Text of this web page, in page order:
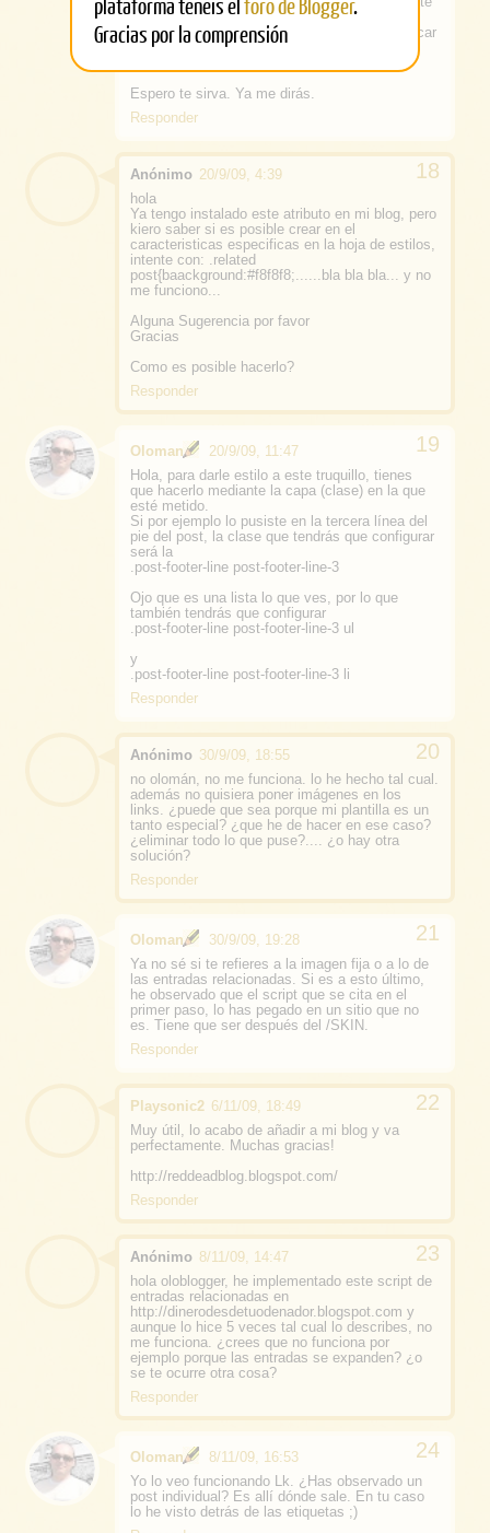
en el fichero JS que se enlaza desde el
SCRIPT. Por tanto, habría que bajarlo, modificar
la/s frase/s y realojarlo. Luego habría que
Espero te sirva. Ya me dirás.
Responder
Anónimo 20/9/09, 4:39
hola
Ya tengo instalado este atributo en mi blog, pero
kiero saber si es posible crear en el
caracteristicas especificas en la hoja de estilos,
intente con: .related
post{baackground:#f8f8f8;......bla bla bla... y no
me funciono...
Alguna Sugerencia por favor
Gracias
Como es posible hacerlo?
Responder
Oloman
20/9/09, 11:47
Hola, para darle estilo a este truquillo, tienes
que hacerlo mediante la capa (clase) en la que
esté metido.
Si por ejemplo lo pusiste en la tercera línea del
pie del post, la clase que tendrás que configurar
será la
.post-footer-line post-footer-line-3
Ojo que es una lista lo que ves, por lo que
también tendrás que configurar
.post-footer-line post-footer-line-3 ul
y
.post-footer-line post-footer-line-3 li
Responder
Anónimo 30/9/09, 18:55
no olomán, no me funciona. lo he hecho tal cual.
además no quisiera poner imágenes en los
links. ¿puede que sea porque mi plantilla es un
tanto especial? ¿que he de hacer en ese caso?
¿eliminar todo lo que puse?.... ¿o hay otra
solución?
Responder
Oloman
30/9/09, 19:28
Ya no sé si te refieres a la imagen fija o a lo de
las entradas relacionadas. Si es a esto último,
he observado que el script que se cita en el
primer paso, lo has pegado en un sitio que no
es. Tiene que ser después del /SKIN.
Responder
Playsonic2 6/11/09, 18:49
Muy útil, lo acabo de añadir a mi blog y va
perfectamente. Muchas gracias!
http://reddeadblog.blogspot.com/
Responder
Anónimo 8/11/09, 14:47
hola oloblogger, he implementado este script de
entradas relacionadas en
http://dinerodesdetuodenador.blogspot.com y
aunque lo hice 5 veces tal cual lo describes, no
me funciona. ¿crees que no funciona por
ejemplo porque las entradas se expanden? ¿o
se te ocurre otra cosa?
Responder
Oloman
8/11/09, 16:53
Yo lo veo funcionando Lk. ¿Has observado un
post individual? Es allí dónde sale. En tu caso
lo he visto detrás de las etiquetas ;)
Gracias por la comprensión